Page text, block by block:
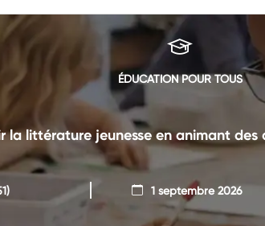
ÉDUCATION POUR TOUS
la littérature jeunesse en animant
1 septembre 2026